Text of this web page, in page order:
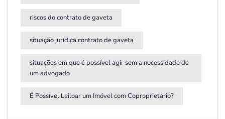
riscos do contrato de gaveta
situação jurídica contrato de gaveta
situações em que é possível agir sem a necessidade de
um advogado
É Possível Leiloar um Imóvel com Coproprietário?